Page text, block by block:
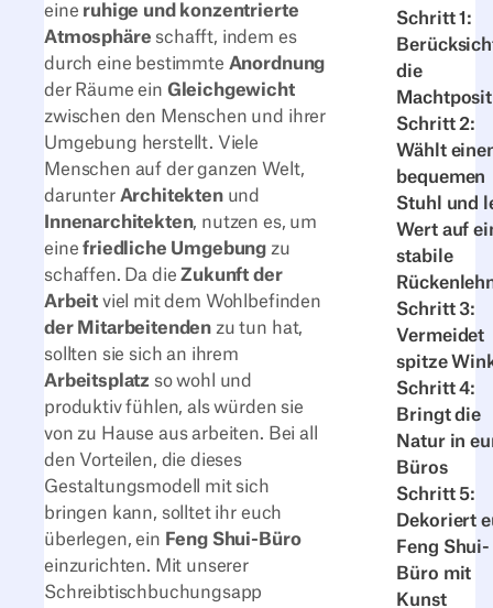
Schritt 1:
die
Schritt 2:
Wählt
bequemen
Stuhl und
Wert auf
stabile
Schritt 3:
Vermeidet
spitze
Schritt 4:
Bringt die
Natur in
Büros
Schritt 5:
Dekoriert
Feng Shui-
Büro mit
Kunst
eine ruhige und konzentrierte
Atmosphäre schafft, indem es
durch eine bestimmte Anordnung
der Räume ein Gleichgewicht
zwischen den Menschen und ihrer
Umgebung herstellt. Viele
Menschen auf der ganzen Welt,
darunter Architektenund
Innenarchitekten, nutzen es, um
einefriedliche Umgebung zu
schaffen. Da dieZukunft der
Arbeit viel mit dem Wohlbefinden
der Mitarbeitenden zu tun hat,
sollten sie sich an ihrem
Arbeitsplatz so wohl und
produktiv fühlen, als würden sie
von zu Hause aus arbeiten. Bei all
den Vorteilen, die dieses
Gestaltungsmodell mit sich
bringen kann, solltet ihr euch
überlegen, ein Feng Shui-Büro
einzurichten. Mit unserer
Schreibtischbuchungsapp